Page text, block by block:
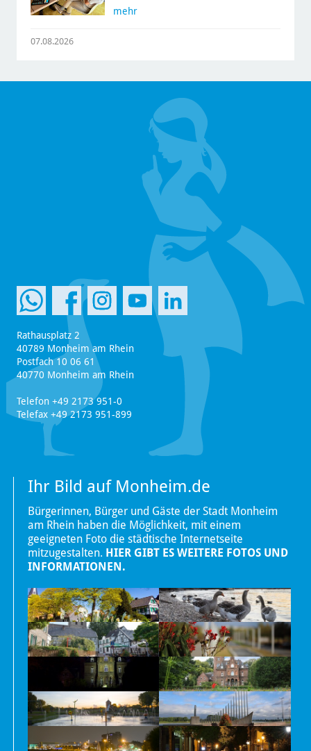
mehr
07.08.2026
Rathausplatz 2
40789 Monheim am Rhein
Postfach 10 06 61
40770 Monheim am Rhein
Telefon +49 2173 951-0
Telefax +49 2173 951-899
Ihr Bild auf Monheim.de
Bürgerinnen, Bürger und Gäste der Stadt Monheim
am Rhein haben die Möglichkeit, mit einem
geeigneten Foto die städtische Internetseite
mitzugestalten. HIER GIBT ES WEITERE FOTOS UND
INFORMATIONEN.